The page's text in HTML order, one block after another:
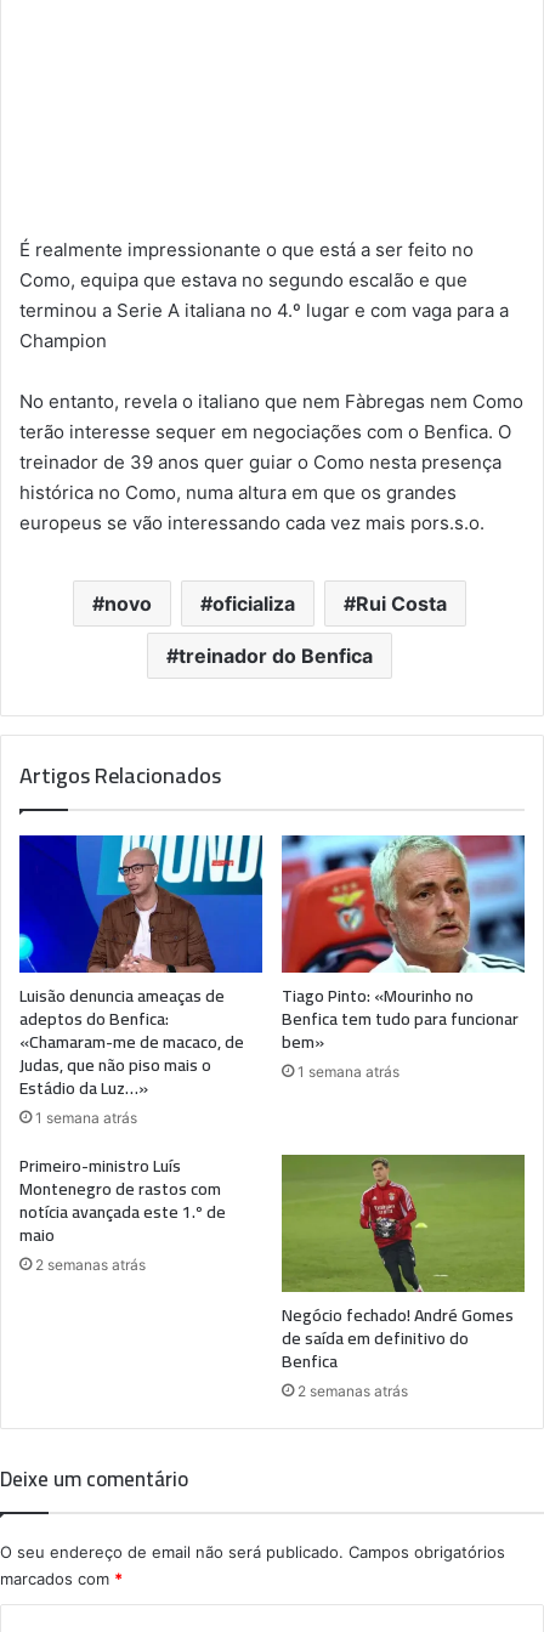
É realmente impressionante o que está a ser feito no
Como, equipa que estava no segundo escalão e que
terminou a Serie A italiana no 4.º lugar e com vaga para a
Champion
No entanto, revela o italiano que nem Fàbregas nem Como
terão interesse sequer em negociações com o Benfica. O
treinador de 39 anos quer guiar o Como nesta presença
histórica no Como, numa altura em que os grandes
europeus se vão interessando cada vez mais pors.s.o.
novo oficializa Rui Costa
treinador do Benfica
Artigos Relacionados
Luisão denuncia ameaças de
adeptos do Benfica:
«Chamaram-me de macaco, de
Judas, que não piso mais o
Estádio da Luz…»
1 semana atrás
Tiago Pinto: «Mourinho no
Benfica tem tudo para funcionar
bem»
1 semana atrás
Primeiro-ministro Luís
Montenegro de rastos com
notícia avançada este 1.º de
maio
2 semanas atrás
Negócio fechado! André Gomes
de saída em definitivo do
Benfica
2 semanas atrás
Deixe um comentário
O seu endereço de email não será publicado. Campos obrigatórios
marcados com *